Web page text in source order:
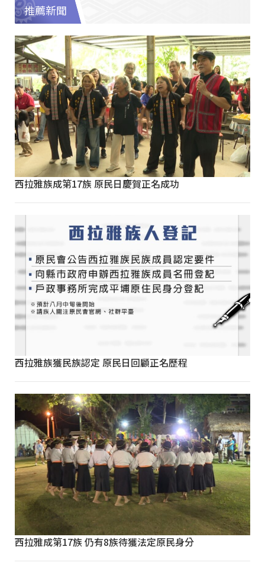
推薦新聞
西拉雅族成第17族 原民日慶賀正名成功
西拉雅族獲民族認定 原民日回顧正名歷程
西拉雅成第17族 仍有8族待獲法定原民身分